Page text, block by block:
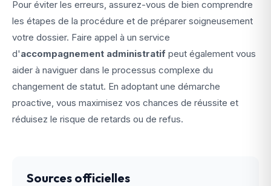
Pour éviter les erreurs, assurez-vous de bien comprendre
les étapes de la procédure et de préparer soigneusement
votre dossier. Faire appel à un service
d'accompagnement administratif peut également vous
aider à naviguer dans le processus complexe du
changement de statut. En adoptant une démarche
proactive, vous maximisez vos chances de réussite et
réduisez le risque de retards ou de refus.
Sources officielles